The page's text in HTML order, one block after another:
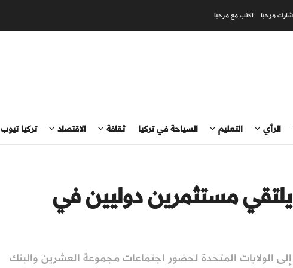
مرحبا اكتب مع مرحبا
الرأي التعليم السياحة في تركيا ثقافة الاقتصاد تركيا تيوب
يلتقي مستثمرين دوليين في
الولايات المتحدة لحضور اجتماعات مجموعة العشرين والبنك